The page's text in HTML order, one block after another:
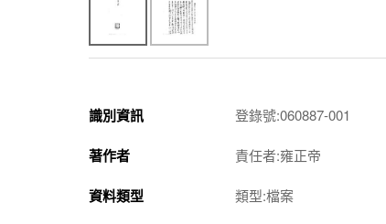
識別資訊 登錄號:060887-001
著作者 責任者:雍正帝
資料類型 類型:檔案